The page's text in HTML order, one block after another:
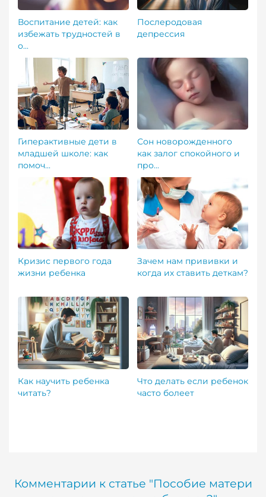
Воспитание детей: как
избежать трудностей в
о...
Гиперактивные дети в
младшей школе: как
помоч...
Кризис первого года
жизни ребенка
Как научить ребенка
читать?
Послеродовая
депрессия
Сон новорожденного
как залог спокойного и
про...
Зачем нам прививки и
когда их ставить деткам?
Что делать если ребенок
часто болеет
Комментарии к статье "Пособие матери